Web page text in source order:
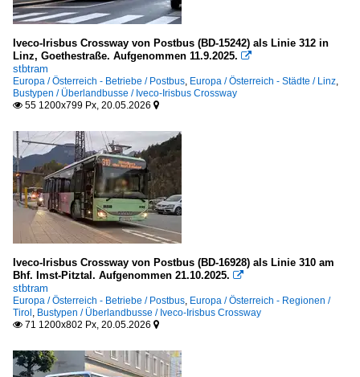
Iveco-Irisbus Crossway von Postbus (BD-15242) als Linie 312 in
Linz, Goethestraße. Aufgenommen 11.9.2025. 
stbtram
Europa / Österreich - Betriebe / Postbus, Europa / Österreich - Städte / Linz,
Bustypen / Überlandbusse / Iveco-Irisbus Crossway
 55 1200x799 Px, 20.05.2026 
Iveco-Irisbus Crossway von Postbus (BD-16928) als Linie 310 am
Bhf. Imst-Pitztal. Aufgenommen 21.10.2025. 
stbtram
Europa / Österreich - Betriebe / Postbus, Europa / Österreich - Regionen /
Tirol , Bustypen / Überlandbusse / Iveco-Irisbus Crossway
 71 1200x802 Px, 20.05.2026 